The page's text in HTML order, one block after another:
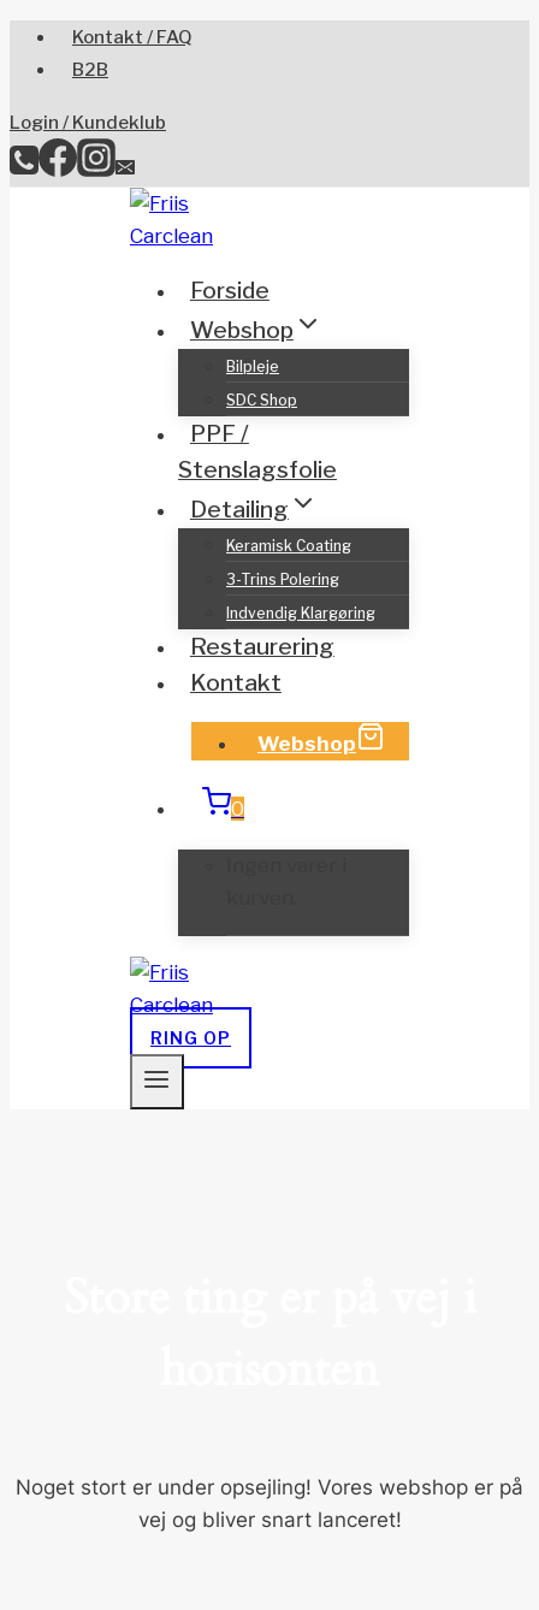
Skip
Kontakt / FAQ
B2B
Login / Kundeklub
Forside
Webshop
Bilpleje
SDC Shop
PPF /
Stenslagsfolie
Detailing
Keramisk Coating
3-Trins Polering
Indvendig Klargøring
Restaurering
Kontakt
Webshop
0
RING OP
Noget stort er under opsejling! Vores webshop er på
vej og bliver snart lanceret!